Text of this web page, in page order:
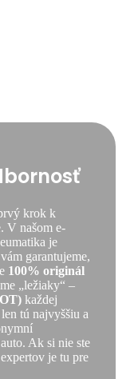
krok k
V našom e-
je
garantujeme,
100% originál
„ležiaky“ –
každej
tú najvyššiu a
Ak si nie ste
je tu pre